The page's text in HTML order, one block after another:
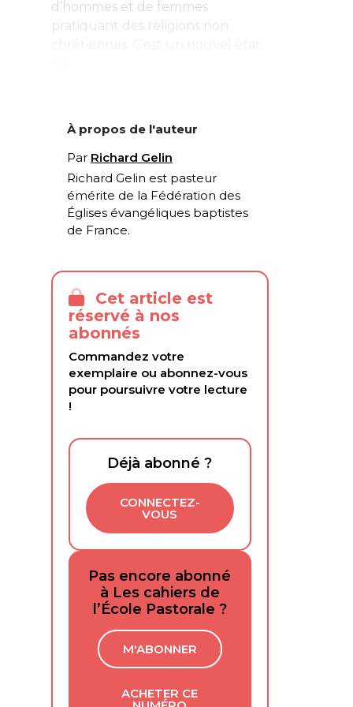
d’hommes et de femmes
pratiquant des religions non
À propos de l'auteur
Par Richard Gelin
Richard Gelin est pasteur
émérite de la Fédération des
Églises évangéliques baptistes
de France.
Cet article est
réservé à nos
abonnés
Commandez votre
exemplaire ou abonnez-vous
pour poursuivre votre lecture
!
Déjà abonné ?
CONNECTEZ-
VOUS
Pas encore abonné
à Les cahiers de
l’École Pastorale ?
M'ABONNER
ACHETER CE